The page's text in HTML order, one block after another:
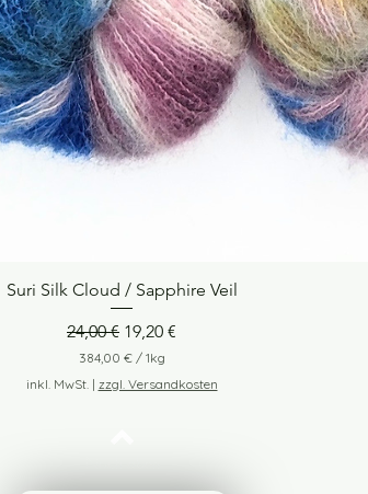
Schnellansicht
Suri Silk Cloud / Sapphire Veil
Standardpreis
24,00 € Sale-Preis
19,20 €
384,00 € / 1kg
8
inkl. MwSt. | zzgl. Versandkosten